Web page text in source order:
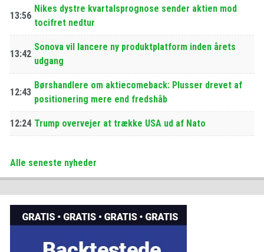
13:56
Nikes dystre kvartalsprognose sender aktien mod
tocifret nedtur
13:42
Sonova vil lancere ny produktplatform inden årets
udgang
12:43
Børshandlere om aktiecomeback: Plusser drevet af
positionering mere end fredshåb
12:24 Trump overvejer at trække USA ud af Nato
Alle seneste nyheder